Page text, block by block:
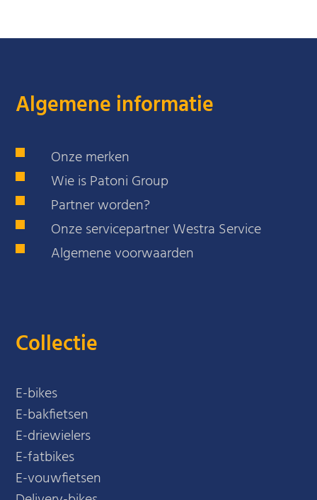
Algemene informatie
Onze merken
Wie is Patoni Group
Partner worden?
Onze servicepartner Westra Service
Algemene voorwaarden
Collectie
E-bikes
E-bakfietsen
E-driewielers
E-fatbikes
E-vouwfietsen